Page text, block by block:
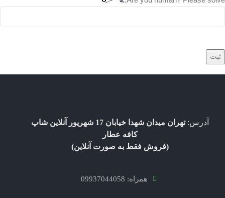
آدرس:
تهران میدان شهدا خیابان 17 شهریور آنلاین شاپ
کافه عطار
(فروش فقط به صورت آنلاین)
همراه: 09937044058